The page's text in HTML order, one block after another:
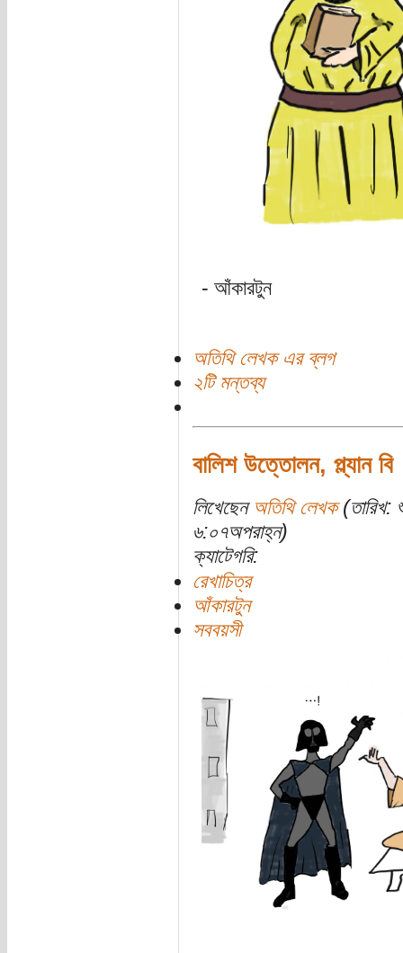
- আঁকারটুন
অতিথি লেখক এর ব্লগ
২টি মন্তব্য
বালিশ উত্তোলন, প্ল্যান বি
লিখেছেন অতিথি লেখক(তারিখ:
৬:০৭অপরাহ্ন)
ক্যাটেগরি:
রেখাচিত্র
আঁকারটুন
সববয়সী